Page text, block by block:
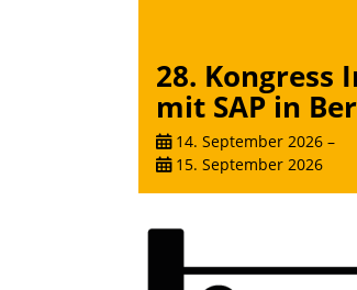
28. Kongress
mit SAP in
14. September 2026 –
15. September 2026